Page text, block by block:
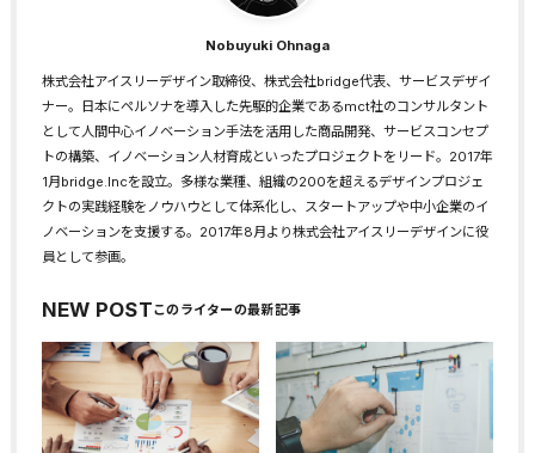
Nobuyuki Ohnaga
株式会社アイスリーデザイン取締役、株式会社bridge代表、サービスデザイ
ナー。日本にペルソナを導入した先駆的企業であるmct社のコンサルタント
として人間中心イノベーション手法を活用した商品開発、サービスコンセプ
トの構築、イノベーション人材育成といったプロジェクトをリード。2017年
1月bridge.Incを設立。多様な業種、組織の200を超えるデザインプロジェ
クトの実践経験をノウハウとして体系化し、スタートアップや中小企業のイ
ノベーションを支援する。2017年8月より株式会社アイスリーデザインに役
員として参画。
NEW POST